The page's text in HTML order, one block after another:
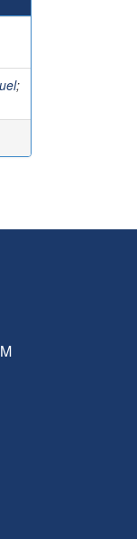
;